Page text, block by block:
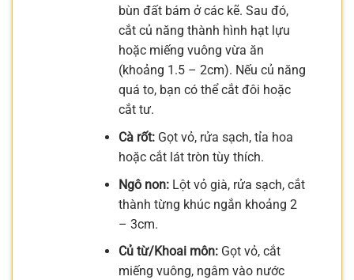
bùn đất bám ở các kẽ. Sau đó,
cắt củ năng thành hình hạt lựu
hoặc miếng vuông vừa ăn
(khoảng 1.5 – 2cm). Nếu củ năng
quá to, bạn có thể cắt đôi hoặc
cắt tư.
Cà rốt:Gọt vỏ, rửa sạch, tỉa hoa
hoặc cắt lát tròn tùy thích.
Ngô non:Lột vỏ già, rửa sạch, cắt
thành từng khúc ngắn khoảng 2
– 3cm.
Củ từ/Khoai môn:Gọt vỏ, cắt
miếng vuông, ngâm vào nước